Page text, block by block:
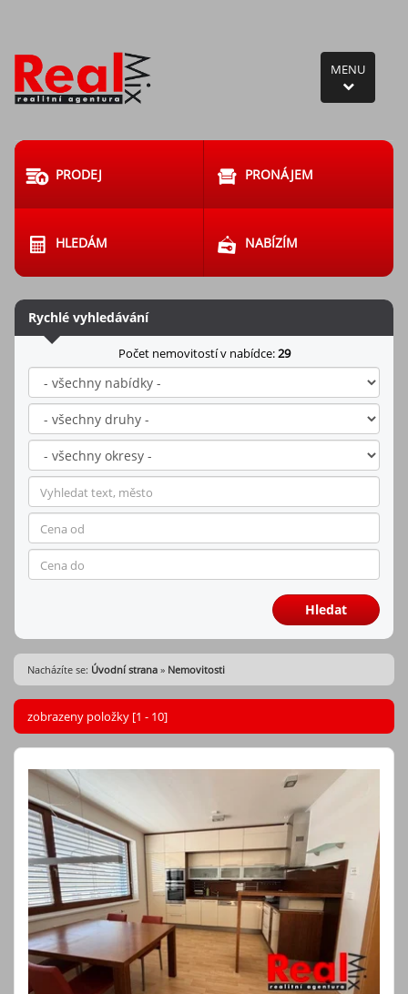
MENU
PRODEJ PRONÁJEM
HLEDÁM NABÍZÍM
Rychlé vyhledávání
Počet nemovitostí v nabídce:29
Hledat
Nacházíte se: Úvodní strana » Nemovitosti
zobrazeny položky [1 - 10]